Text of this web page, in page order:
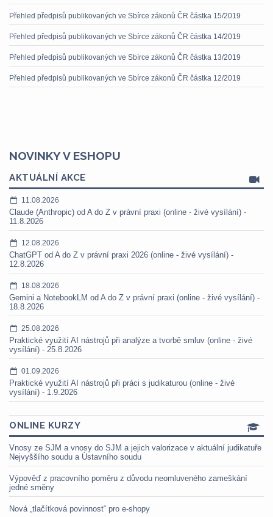
Přehled předpisů publikovaných ve Sbírce zákonů ČR částka 15/2019
Přehled předpisů publikovaných ve Sbírce zákonů ČR částka 14/2019
Přehled předpisů publikovaných ve Sbírce zákonů ČR částka 13/2019
Přehled předpisů publikovaných ve Sbírce zákonů ČR částka 12/2019
NOVINKY V ESHOPU
AKTUÁLNÍ AKCE
11.08.2026
Claude (Anthropic) od A do Z v právní praxi (online - živé vysílání) -
11.8.2026
12.08.2026
ChatGPT od A do Z v právní praxi 2026 (online - živé vysílání) -
12.8.2026
18.08.2026
Gemini a NotebookLM od A do Z v právní praxi (online - živé vysílání) -
18.8.2026
25.08.2026
Praktické využití AI nástrojů při analýze a tvorbě smluv (online - živé
vysílání) - 25.8.2026
01.09.2026
Praktické využití AI nástrojů při práci s judikaturou (online - živé
vysílání) - 1.9.2026
ONLINE KURZY
Vnosy ze SJM a vnosy do SJM a jejich valorizace v aktuální judikatuře
Nejvyššího soudu a Ústavního soudu
Výpověď z pracovního poměru z důvodu neomluveného zameškání
jedné směny
Nová „tlačítková povinnost“ pro e-shopy